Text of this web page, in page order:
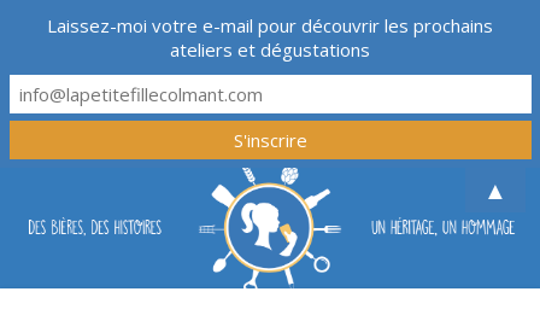
Laissez-moi votre e-mail pour découvrir les prochains
ateliers et dégustations
▲